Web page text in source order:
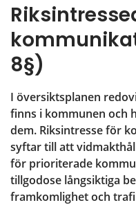
8§)
I översiktsplanen
finns i kommunen och
dem. Riksintresse för
syftar till att
för prioriterade
tillgodose långsiktiga
framkomlighet och